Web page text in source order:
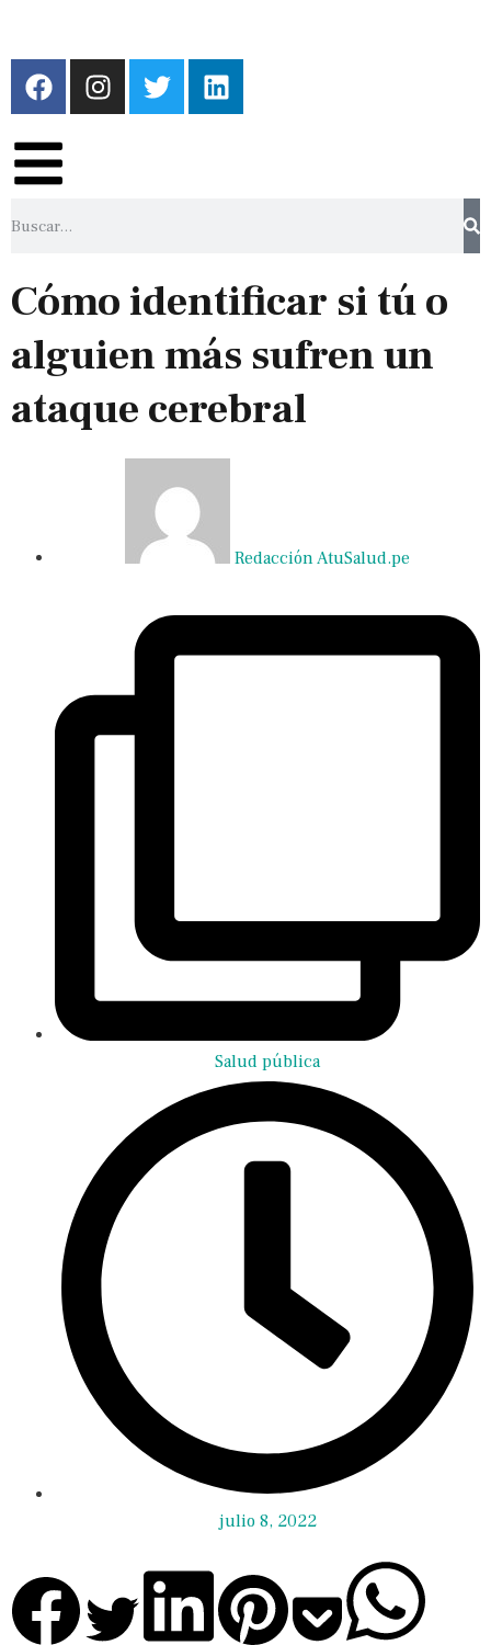
Cómo identificar si tú o
alguien más sufren un
ataque cerebral
Redacción AtuSalud.pe
Salud pública
julio 8, 2022